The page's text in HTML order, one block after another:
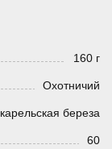
160 г
Охотничий
береза
60